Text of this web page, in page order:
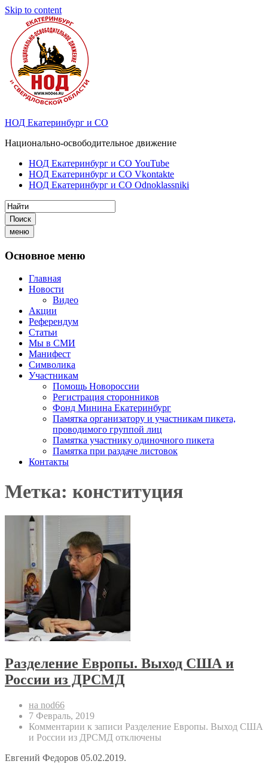
Skip to content
НОД Екатеринбург и СО
Национально-освободительное движение
НОД Екатеринбург и СО YouTube
НОД Екатеринбург и СО Vkontakte
НОД Екатеринбург и СО Odnoklassniki
Поиск
меню
Основное меню
Главная
Новости
Видео
Акции
Референдум
Статьи
Мы в СМИ
Манифест
Символика
Участникам
Помощь Новороссии
Регистрация сторонников
Фонд Минина Екатеринбург
Памятка организатору и участникам пикета,
проводимого группой лиц
Памятка участнику одиночного пикета
Памятка при раздаче листовок
Контакты
Метка: конституция
Разделение Европы. Выход США и
России из ДРСМД
на nod66
7 Февраль, 2019
Комментарии к записи Разделение Европы. Выход США
и России из ДРСМД отключены
Евгений Федоров 05.02.2019.